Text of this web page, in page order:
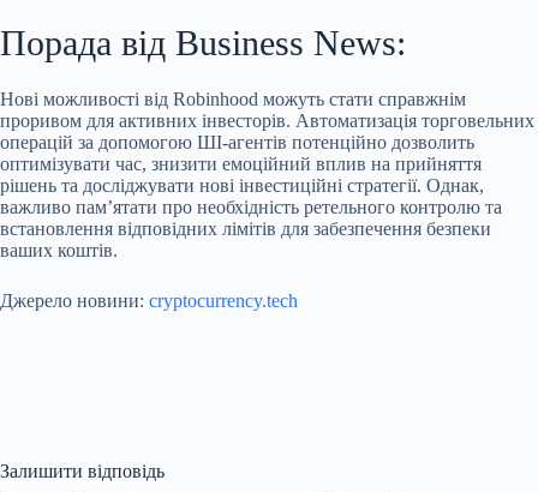
Порада від Business News:
Нові можливості від Robinhood можуть стати справжнім
проривом для активних інвесторів. Автоматизація торговельних
операцій за допомогою ШІ-агентів потенційно дозволить
оптимізувати час, знизити емоційний вплив на прийняття
рішень та досліджувати нові інвестиційні стратегії. Однак,
важливо пам’ятати про необхідність ретельного контролю та
встановлення відповідних лімітів для забезпечення безпеки
ваших коштів.
Джерело новини: cryptocurrency.tech
Залишити відповідь